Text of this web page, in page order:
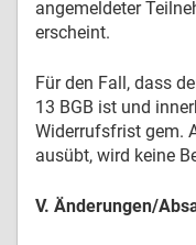
angemeldeter
erscheint.
Für den Fall, dass
13 BGB ist und
Widerrufsfrist gem.
ausübt, wird keine
V. Änderungen/